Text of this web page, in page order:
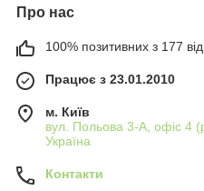
Про нас
100% позитивних з 177
Працює з 23.01.2010
м. Київ
вул. Польова 3-А, офіс 4
Україна
Контакти